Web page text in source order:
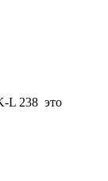
L 238 это